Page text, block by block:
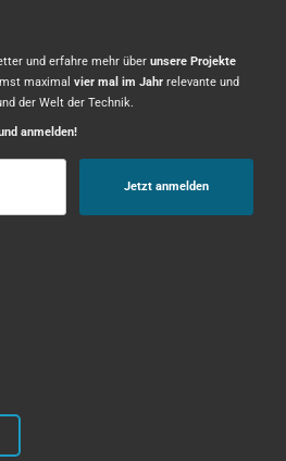
und erfahre mehr über unsere Projekte
maximal vier mal im Jahr relevante und
der Welt der Technik.
anmelden!